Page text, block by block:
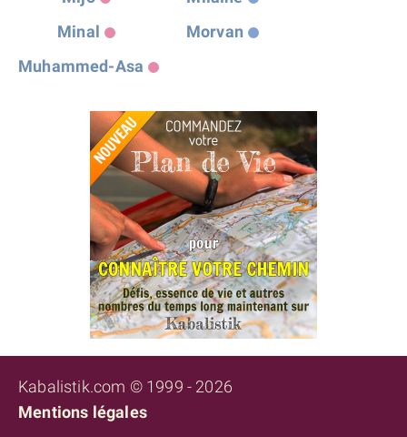
Minal
Morvan
Muhammed-Asa
Kabalistik.com © 1999 - 2026
Mentions légales